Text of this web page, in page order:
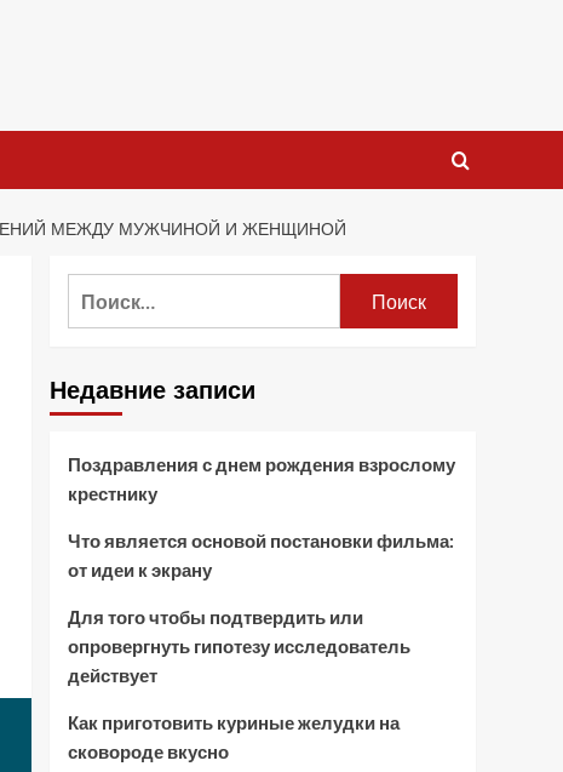
МЕЖДУ МУЖЧИНОЙ И ЖЕНЩИНОЙ
Недавние записи
Поздравления с днем рождения взрослому
крестнику
Что является основой постановки фильма:
от идеи к экрану
Для того чтобы подтвердить или
опровергнуть гипотезу исследователь
действует
Как приготовить куриные желудки на
сковороде вкусно